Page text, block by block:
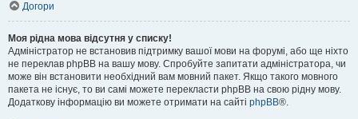
Догори
Моя рідна мова відсутня у списку!
Адміністратор не встановив підтримку вашої мови на форумі, або ще ніхто
не переклав phpBB на вашу мову. Спробуйте запитати адміністратора, чи
може він встановити необхідний вам мовний пакет. Якщо такого мовного
пакета не існує, то ви самі можете перекласти phpBB на свою рідну мову.
Додаткову інформацію ви можете отримати на сайті phpBB®.